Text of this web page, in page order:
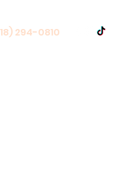
294-0810